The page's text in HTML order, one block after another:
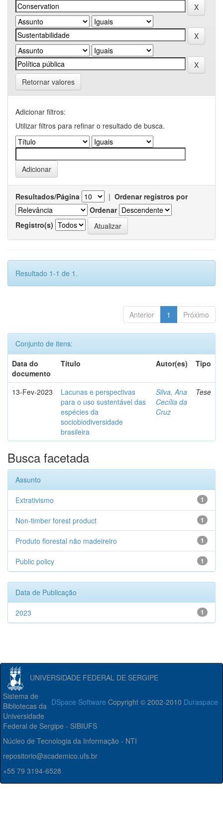
Retornar valores
Adicionar filtros:
Utilizar filtros para refinar o resultado de busca.
Resultados/Página | Ordenar registros por
Ordenar
Registro(s)
Resultado 1-1 de 1.
Anterior 1 Próximo
Conjunto de itens:
Data do
documento
Título Autor(es) Tipo
13-Fev-2023
Lacunas e perspectivas
para o uso sustentável das
espécies da
sociobiodiversidade
brasileira
Silva, Ana
Cecília da
Cruz
Tese
Busca facetada
Assunto
1
Extrativismo
1
Non-timber forest product
1
Produto florestal não madeireiro
1
Public policy
Data de Publicação
1
2023
UNIVERSIDADE FEDERAL DE SERGIPE
DSpace Software Copyright © 2002-2010 Duraspace
Sistema de
Bibliotecas da
Universidade
Federal de Sergipe - SIBIUFS
Núcleo de Tecnologia da Informação - NTI
repositorio@academico.ufs.br
+55 79 3194-6528